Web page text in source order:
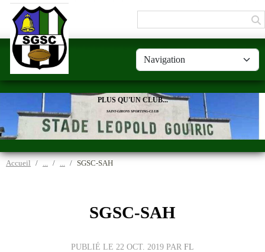
PLUS QU'UN CLUB...
SAINT-GIRONS SPORTING-CLUB
Accueil SGSC-SAH
SGSC-SAH
PUBLIÉ LE 22 OCT. 2019 PAR FL
Panneau de gestion des cookies